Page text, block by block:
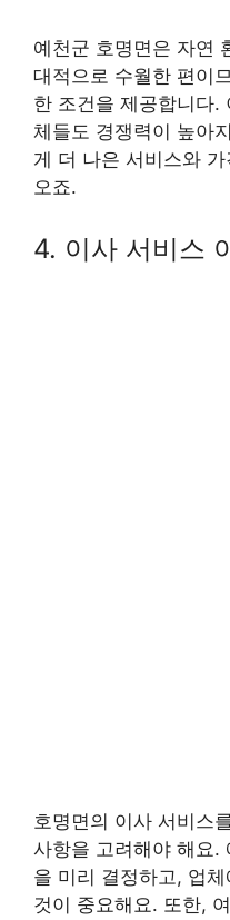
예천군 호명면은 자연
대적으로 수월한 편이
한 조건을 제공합니다.
체들도 경쟁력이 높아
게 더 나은 서비스와
오죠.
4. 이사 서비스
호명면의 이사 서비스
사항을 고려해야 해요.
을 미리 결정하고, 업
것이 중요해요. 또한,